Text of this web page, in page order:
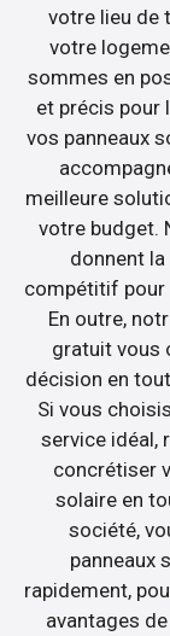
votre lieu de
votre
sommes en
et précis pour
vos panneaux
meilleure
votre budget.
donnent
compétitif pour
En outre,
gratuit vous
décision en
Si vous
service idéal,
concrétiser
solaire en
société,
panneaux
rapidement,
avantages